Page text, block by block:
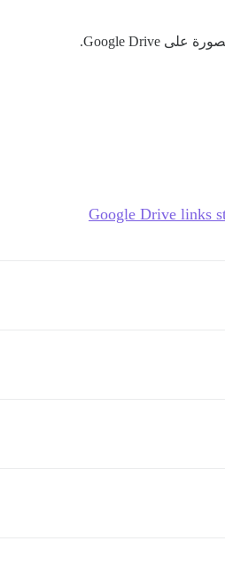
Google Drive links